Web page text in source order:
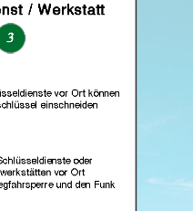
Schlüssel &
Güler GmbH (in